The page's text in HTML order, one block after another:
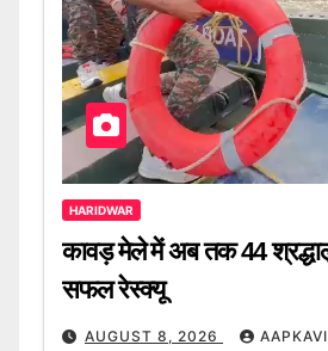
HARIDWAR
कावड़ मेले में अब तक 44
सफल रेस्क्यू
AUGUST 8, 2026